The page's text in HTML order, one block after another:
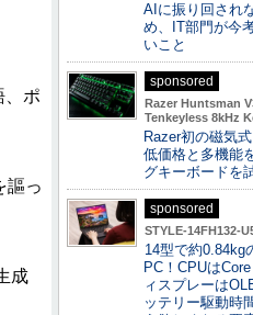
、ポ
謳っ
成
AIに振り回され
め、IT部門が今
いこと
sponsored
Razer Huntsman
Tenkeyless 8kHz
Razer初の磁気
低価格と多機能
グキーボードを
sponsored
STYLE-14FH132-
14型で約0.84kg
PC！CPUは
ィスプレーは
ッテリー駆動時